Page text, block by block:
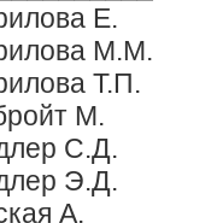
Е.
М.М.
Т.П.
М.
С.Д.
Э.Д.
А.